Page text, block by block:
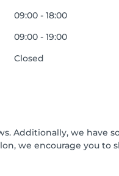
09:00 - 18:00
09:00 - 19:00
Closed
Additionally, we
we encourage you